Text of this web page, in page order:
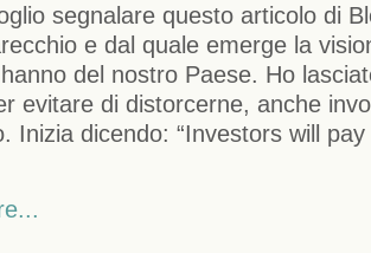
segnalare questo articolo di
e dal quale emerge la
del nostro Paese. Ho
evitare di distorcerne, anche
Inizia dicendo: “Investors will